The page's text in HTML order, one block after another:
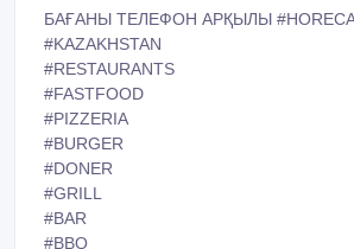
БАҒАНЫ ТЕЛЕФОН АРҚЫЛЫ #HORECA
#KAZAKHSTAN
#RESTAURANTS
#FASTFOOD
#PIZZERIA
#BURGER
#DONER
#GRILL
#BAR
#BBQ